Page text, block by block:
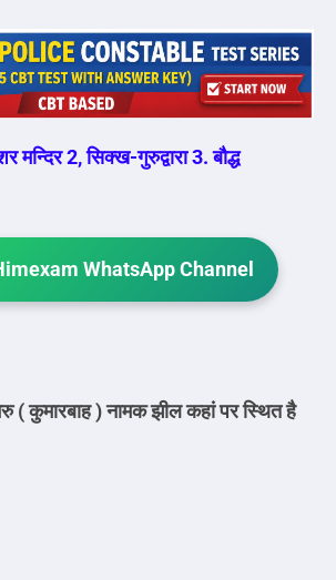
मन्दिर 2, सिक्ख-गुरुद्वारा 3. बौद्ध
WhatsApp Channel
( कुमारबाह ) नामक झील कहां पर स्थित है